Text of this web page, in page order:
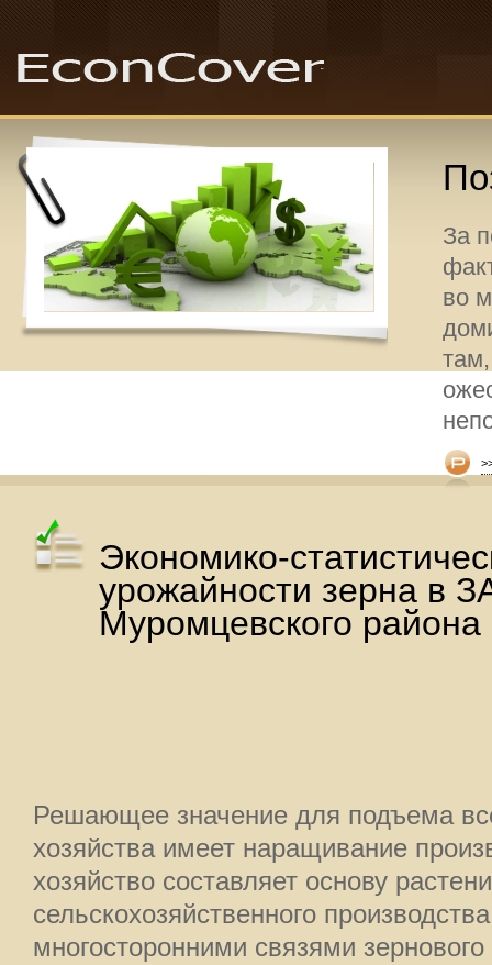
За
во
Экономико-
урожайности зерна в
Муромцевского
Решающее значение для подъема
хозяйства имеет наращивание
хозяйство составляет основу
сельскохозяйственного
многосторонними связями